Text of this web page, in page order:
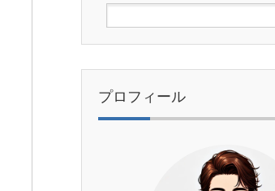
プロフィール